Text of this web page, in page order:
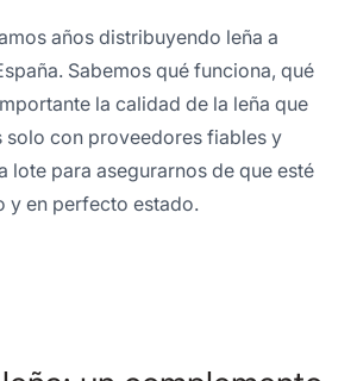
años distribuyendo leña a
Sabemos qué funciona, qué
la calidad de la leña que
solo con proveedores fiables y
lote para asegurarnos de que esté
y en perfecto estado.